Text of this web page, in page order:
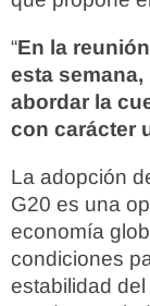
“En la
esta
abordar la
con carácter
La adopción
G20 es una
economía
condiciones
estabilidad